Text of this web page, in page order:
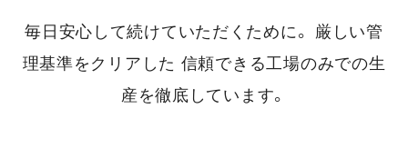
毎日安心して続けていただくために。
厳しい管
理基準をクリアした 信頼できる工場のみでの生
産を徹底しています。